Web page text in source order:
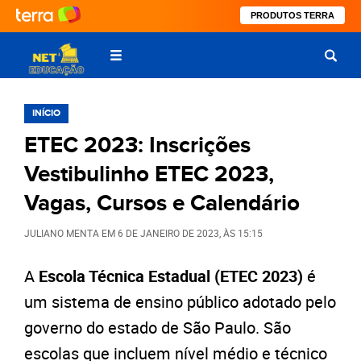
PRODUTOS TERRA
INÍCIO
ETEC 2023: Inscrições
Vestibulinho ETEC 2023,
Vagas, Cursos e Calendário
JULIANO MENTA EM6 DE JANEIRO DE 2023 , ÀS 15:15
A Escola Técnica Estadual (ETEC 2023) é
um sistema de ensino público adotado pelo
governo do estado de São Paulo. São
escolas que incluem nível médio e técnico